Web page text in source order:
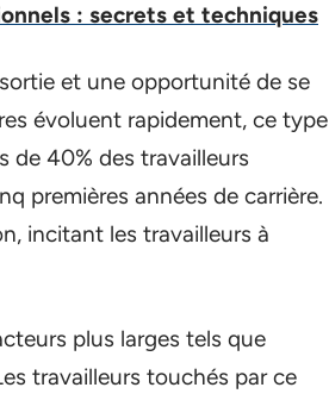
: secrets et techniques
et une opportunité de se
évoluent rapidement, ce type
de 40% des travailleurs
premières années de carrière.
incitant les travailleurs à
plus larges tels que
travailleurs touchés par ce